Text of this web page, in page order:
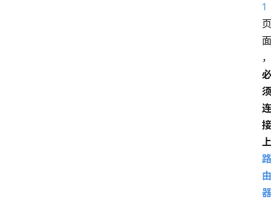
1
页
面
，
必
须
连
接
上
路
由
器